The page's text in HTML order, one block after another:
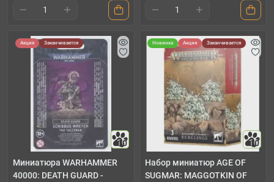
Акция Заканчивается
10
Миниатюра WARHAMMER
40000: DEATH GUARD -
Новинка Акция Заканчивается
10
Набор миниатюр AGE OF
SUGMAR: MAGGOTKIN OF